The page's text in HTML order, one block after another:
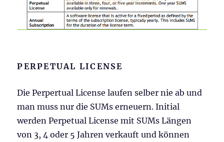
PERPETUAL LICENSE
Die Perpertual License laufen selber nie ab und
man muss nur die SUMs erneuern. Initial
werden Perpetual License mit SUMs Längen
von 3, 4 oder 5 Jahren verkauft und können